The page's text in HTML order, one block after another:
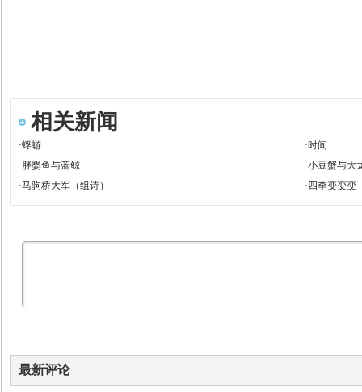
相关新闻
·蜉蝣 ·时间
·胖婴鱼与蓝鲸 ·小豆蟹与大
·马驹桥大军（组诗） ·四季变变变
最新评论